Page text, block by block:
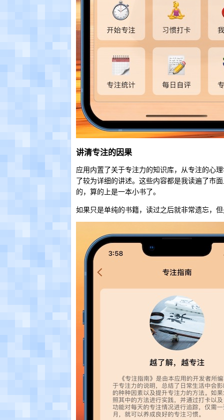
讲清专注的因果
应用内置了关于专注力的知识库，从专注的心
了较为详细的讲述。这些内容都是我读遍了市
的，算的上是一本小书了。
如果只是单纯的书籍，读过之后就非常遗忘，